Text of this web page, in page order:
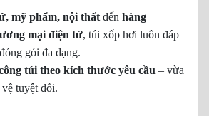
mỹ phẩm, nội thất đến hàng
mại điện tử, túi xốp hơi luôn đáp
gói đa dạng.
túi theo kích thước yêu cầu – vừa
tuyệt đối.